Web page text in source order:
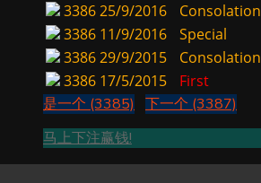
338625/9/2016
Consolation
3386 11/9/2016
Special
338629/9/2015
Consolation
3386 17/5/2015
First
是一个 (3385)
下一个 (3387)
马上下注赢钱!